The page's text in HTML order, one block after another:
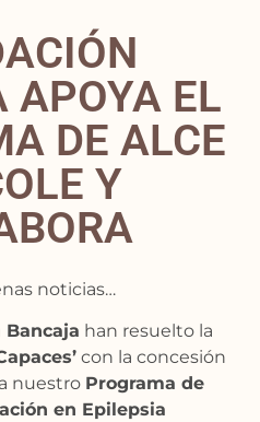
APOYA EL
DE ALCE
Y
noticias…
Bancaja han resuelto la
con la concesión
nuestro Programa de
en Epilepsia